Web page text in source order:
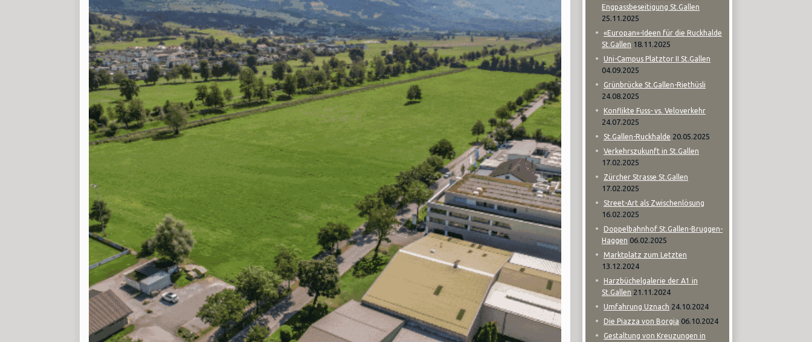
Engpassbeseitigung St.Gallen
25.11.2025
«Europan»-Ideen für die Ruckhalde
St.Gallen 18.11.2025
Uni-Campus Platztor II St.Gallen
04.09.2025
Grünbrücke St.Gallen-Riethüsli
24.08.2025
Konflikte Fuss- vs. Veloverkehr
24.07.2025
St.Gallen-Ruckhalde 20.05.2025
Verkehrszukunft in St.Gallen
17.02.2025
Zürcher Strasse St.Gallen
17.02.2025
Street-Art als Zwischenlösung
16.02.2025
Doppelbahnhof St.Gallen-Bruggen-
Haggen 06.02.2025
Marktplatz zum Letzten
13.12.2024
Harzbüchelgalerie der A1 in
St.Gallen 21.11.2024
Umfahrung Uznach 24.10.2024
Die Piazza von Borgia 06.10.2024
Gestaltung von Kreuzungen in